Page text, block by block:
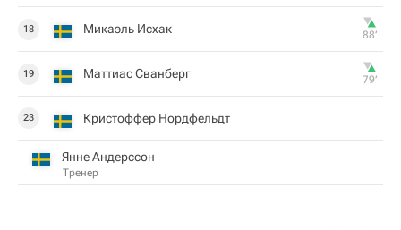
18 Микаэль Исхак 88‎’‎
19 Маттиас Сванберг 79‎’‎
23 Кристоффер Нордфельдт
Янне Андерссон
Тренер